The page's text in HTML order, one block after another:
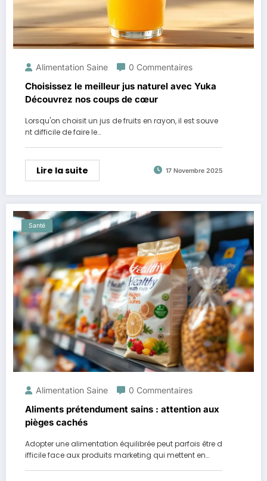
Alimentation Saine 0 Commentaires
Choisissez le meilleur jus naturel avec Yuka
Découvrez nos coups de cœur
Lorsqu'on choisit un jus de fruits en rayon, il est souve
nt difficile de faire le…
Lire la suite 17 Novembre 2025
Santé
Alimentation Saine 0 Commentaires
Aliments prétendument sains : attention aux
pièges cachés
Adopter une alimentation équilibrée peut parfois être d
ifficile face aux produits marketing qui mettent en…